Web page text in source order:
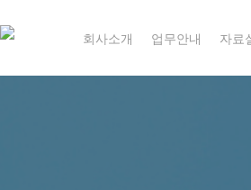
to
content
회사소개 업무안내 자료